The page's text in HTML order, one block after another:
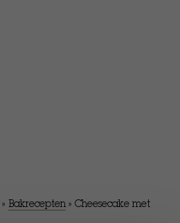
» Bakrecepten » Cheesecake met